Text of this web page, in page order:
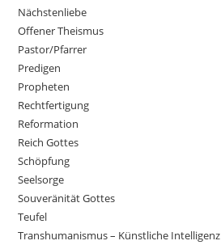
Nächstenliebe
Offener Theismus
Pastor/Pfarrer
Predigen
Propheten
Rechtfertigung
Reformation
Reich Gottes
Schöpfung
Seelsorge
Souveränität Gottes
Teufel
Transhumanismus – Künstliche Intelligenz